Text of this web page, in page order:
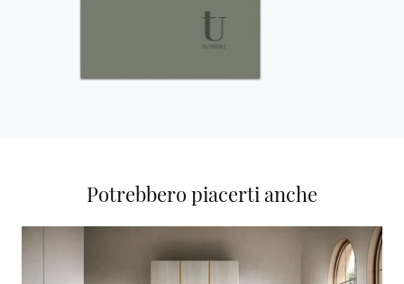
Potrebbero piacerti anche